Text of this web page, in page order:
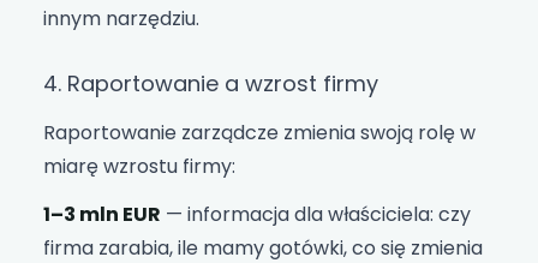
innym narzędziu.
4. Raportowanie a wzrost firmy
Raportowanie zarządcze zmienia swoją rolę w
miarę wzrostu firmy:
1–3 mln EUR — informacja dla właściciela: czy
firma zarabia, ile mamy gotówki, co się zmienia